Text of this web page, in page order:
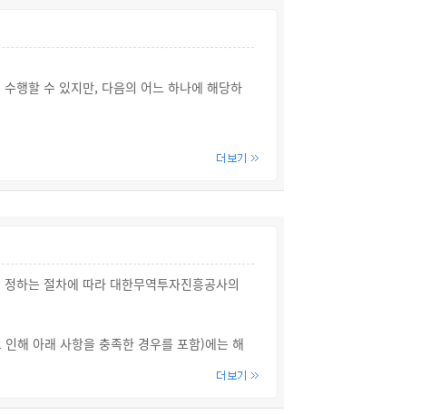
행할 수 있지만, 다음의 어느 하나에 해당하
하는 절차에 따라 대한무역투자진흥공사의
해 아래 사항을 충족한 경우를 포함)에는 해
것을 말함)한 경우